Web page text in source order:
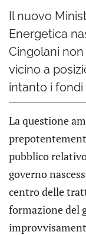
Il nuovo
Energetica
Cingolani
vicino a
intanto i fondi
La questione
pubblico
governo
centro delle
formazione del